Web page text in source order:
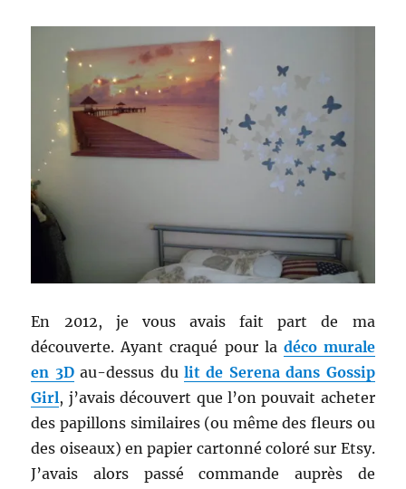
En 2012, je vous avais fait part de ma
découverte. Ayant craqué pour la déco murale
en 3Dau-dessus dulit de Serena dans Gossip
Girl, j’avais découvert que l’on pouvait acheter
des papillons similaires (ou même des fleurs ou
des oiseaux) en papier cartonné coloré sur Etsy.
J’avais alors passé commande auprès de